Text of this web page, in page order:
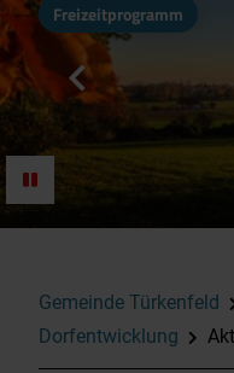
Freizeitprogramm
Amtliche
Schäden-
Gemeinde Türkenfeld
Dorfentwicklung